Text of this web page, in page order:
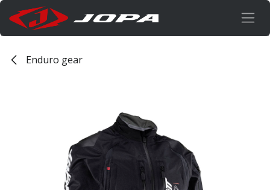
Overslaan naar inhoud
Enduro gear